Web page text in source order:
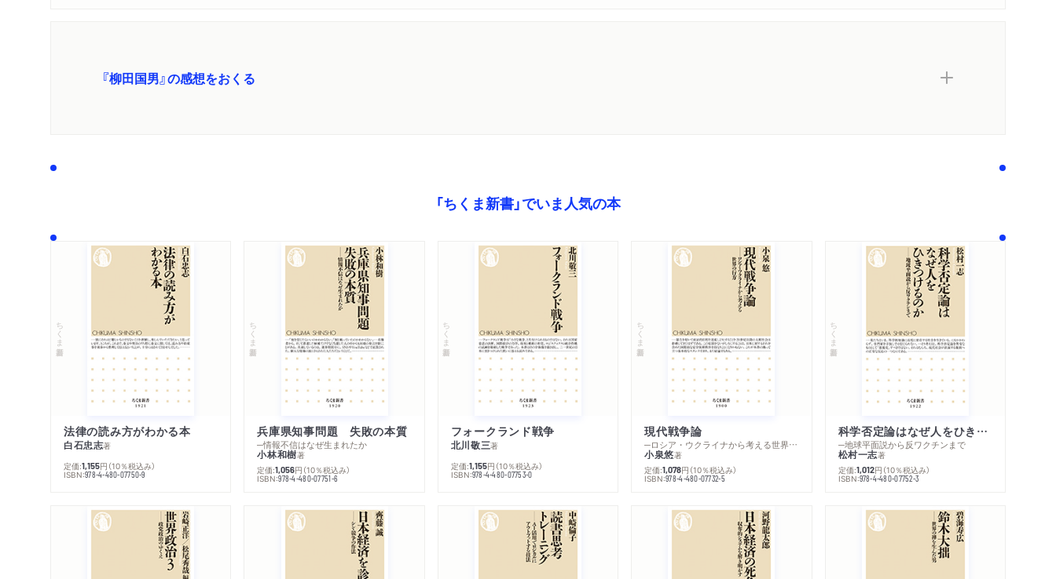
『柳田国男』の感想をおくる
「ちくま新書」でいま人気の本
ちくま新書
法律の読み方がわかる本
白石忠志著
定価:1,155円 （10％税込み）
ISBN:978-4-480-07750-9
ちくま新書
兵庫県知事問題 失敗の本質
─情報不信はなぜ生まれたか
小林和樹著
定価:1,056円 （10％税込み）
ISBN:978-4-480-07751-6
ちくま新書
フォークランド戦争
北川敬三著
定価:1,155円 （10％税込み）
ISBN:978-4-480-07753-0
ちくま新書
現代戦争論
─ロシア・ウクライナから考える世界の行方
小泉悠著
定価:1,078円 （10％税込み）
ISBN:978-4-480-07732-5
ちくま新書
科学否定論はなぜ人をひきつけるのか
─地球平面説から反ワクチンまで
松村一志著
定価:1,012円 （10％税込み）
ISBN:978-4-480-07752-3